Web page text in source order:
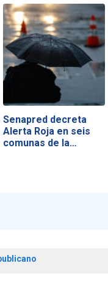
Senapred decreta
Alerta Roja en seis
comunas de la…